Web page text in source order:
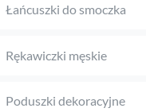
Łańcuszki do smoczka
Rękawiczki męskie
Poduszki dekoracyjne